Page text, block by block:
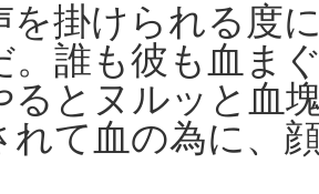
を掛けられる度
。誰も彼も血ま
るとヌルッと血
れて血の為に、